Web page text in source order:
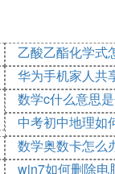
乙酸乙酯化学式
华为手机家人共
数学c什么意思
中考初中地理如
数学奥数卡怎么
win7如何删除电